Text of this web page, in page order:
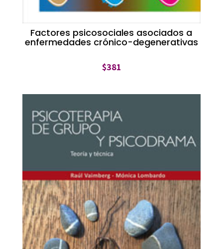
Factores psicosociales asociados a
enfermedades crónico-degenerativas
$381